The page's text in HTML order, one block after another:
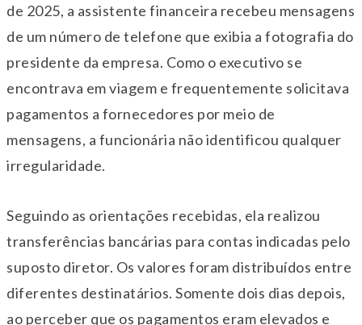
de 2025, a assistente financeira recebeu mensagens
de um número de telefone que exibia a fotografia do
presidente da empresa. Como o executivo se
encontrava em viagem e frequentemente solicitava
pagamentos a fornecedores por meio de
mensagens, a funcionária não identificou qualquer
irregularidade.
Seguindo as orientações recebidas, ela realizou
transferências bancárias para contas indicadas pelo
suposto diretor. Os valores foram distribuídos entre
diferentes destinatários. Somente dois dias depois,
ao perceber que os pagamentos eram elevados e